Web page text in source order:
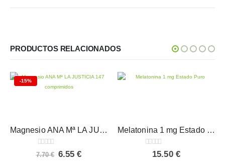
PRODUCTOS RELACIONADOS
-15%
Magnesio ANA Mª LA JUSTICIA 147 comprimidos
0 out of 5
7.70€ El
6.55€El
Melatonina 1 mg Estado Puro 180 comp.
out of 5
15.50 €